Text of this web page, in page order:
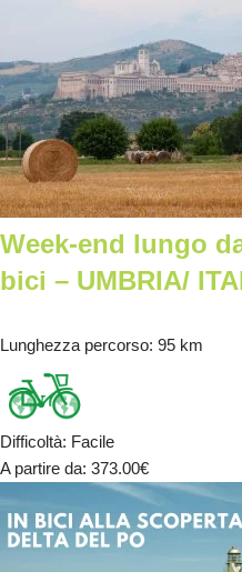
Week-end lungo
bici – UMBRIA/
Lunghezza percorso: 95 km
Difficoltà: Facile
A partire da: 373.00€